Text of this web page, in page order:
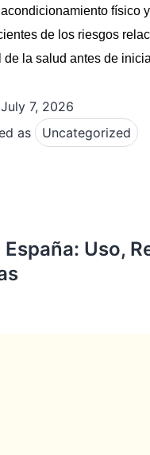
físico
de los riesgos
de la salud antes de
July 7, 2026
as
Uncategorized
Uso,